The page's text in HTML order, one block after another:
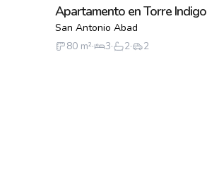
Apartamento en Torre Indigo
San Antonio Abad
80 m²· 3· 2· 2